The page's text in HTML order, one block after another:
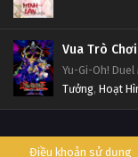
Yu-Gi-Oh!
Tưởng, Hoạt
Điều khoản sử dụng